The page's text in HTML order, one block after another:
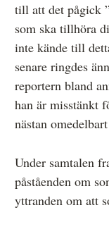
till att det pågick
som ska tillhöra
inte kände till
senare ringdes
reportern bland
han är misstänkt
nästan
Under samtalen
påståenden om
yttranden om att